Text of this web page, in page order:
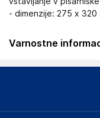
- dimenzije: 275 x 320
Varnostne
Podatki o